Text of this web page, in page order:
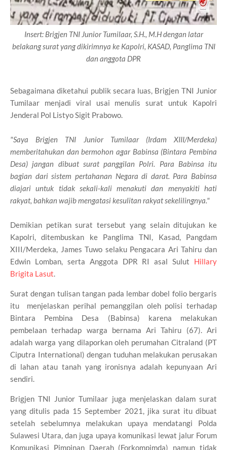
Insert: Brigjen TNI Junior Tumilaar, S.H., M.H dengan latar
belakang surat yang dikirimnya ke Kapolri, KASAD, Panglima TNI
dan anggota DPR
Sebagaimana diketahui publik secara luas, Brigjen TNI Junior
Tumilaar menjadi viral usai menulis surat untuk Kapolri
Jenderal Pol Listyo Sigit Prabowo.
"Saya Brigjen TNI Junior Tumilaar (Irdam XIII/Merdeka)
memberitahukan dan bermohon agar Babinsa (Bintara Pembina
Desa) jangan dibuat surat panggilan Polri. Para Babinsa itu
bagian dari sistem pertahanan Negara di darat. Para Babinsa
diajari untuk tidak sekali-kali menakuti dan menyakiti hati
rakyat, bahkan wajib mengatasi kesulitan rakyat sekelilingnya."
Demikian petikan surat tersebut yang selain ditujukan ke
Kapolri, ditembuskan ke Panglima TNI, Kasad, Pangdam
XIII/Merdeka, James Tuwo selaku Pengacara Ari Tahiru dan
Edwin Lomban, serta Anggota DPR RI asal Sulut Hillary
Brigita Lasut.
Surat dengan tulisan tangan pada lembar dobel folio bergaris
itu menjelaskan perihal pemanggilan oleh polisi terhadap
Bintara Pembina Desa (Babinsa) karena melakukan
pembelaan terhadap warga bernama Ari Tahiru (67). Ari
adalah warga yang dilaporkan oleh perumahan Citraland (PT
Ciputra International) dengan tuduhan melakukan perusakan
di lahan atau tanah yang ironisnya adalah kepunyaan Ari
sendiri.
Brigjen TNI Junior Tumilaar juga menjelaskan dalam surat
yang ditulis pada 15 September 2021, jika surat itu dibuat
setelah sebelumnya melakukan upaya mendatangi Polda
Sulawesi Utara, dan juga upaya komunikasi lewat jalur Forum
Komunikasi Pimpinan Daerah (Forkompimda) namun tidak